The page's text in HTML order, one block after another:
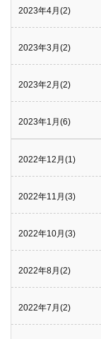
2023年4月(2)
2023年3月(2)
2023年2月(2)
2023年1月(6)
2022年12月(1)
2022年11月(3)
2022年10月(3)
2022年8月(2)
2022年7月(2)